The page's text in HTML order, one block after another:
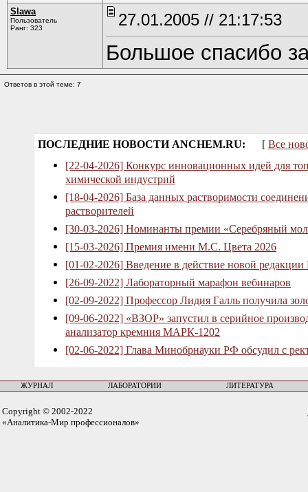
Slawa
Пользователь
Ранг: 323
27.01.2005 // 21:17:53
Большое спасибо
Ответов в этой теме: 7
ПОСЛЕДНИЕ НОВОСТИ ANCHEM.RU: [ Все
[22-04-2026] Конкурс инновационных идей для
химической индустрий
[18-04-2026] База данных растворимости
растворителей
[30-03-2026] Номинанты премии «Серебряный
[15-03-2026] Премия имени М.С. Цвета 2026
[01-02-2026] Введение в действие новой
[26-09-2022] Лабораторный марафон вебинаров
[02-09-2022] Профессор Лидия Галль получила
[09-06-2022] «ВЗОР» запустил в серийное
анализатор кремния МАРК-1202
[02-06-2022] Глава Минобрнауки РФ обсудил с
ЖУРНАЛ ЛАБОРАТОРИИ ЛИТЕРАТУРА
Copyright © 2002-2022
«Аналитика-Мир профессионалов»